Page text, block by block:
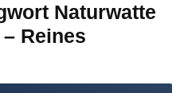
Naturwatte
Reines